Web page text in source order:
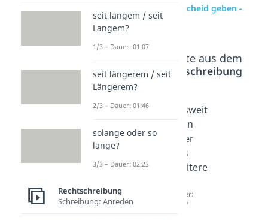
zur Videoseite: Bescheid geben -
groß oder klein?
Beliebte Inhalte aus dem
BereichRechtschreibung
des
n / des
öfteren
?
01:40
alles
- groß
klein?
desweit
eren
oder
des
Weitere
Dauer:
02:07
seit langem / seit
Langem?
1/3 – Dauer: 01:07
seit längerem / seit
Längerem?
2/3 – Dauer: 01:46
solange oder so
lange?
3/3 – Dauer: 02:23
Rechtschreibung
Schreibung: Anreden